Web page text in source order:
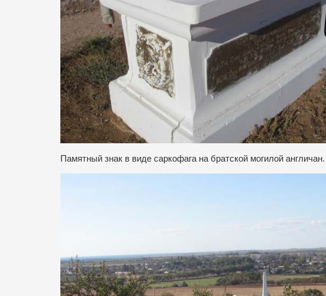
Памятный знак в виде саркофага на братской могилой англичан.